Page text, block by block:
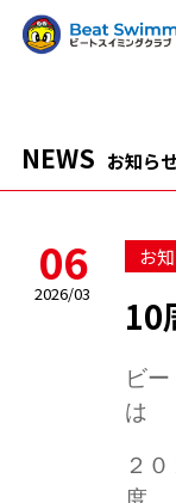
NEWS お知ら
06
2026/03
お
10
ビ
は
２